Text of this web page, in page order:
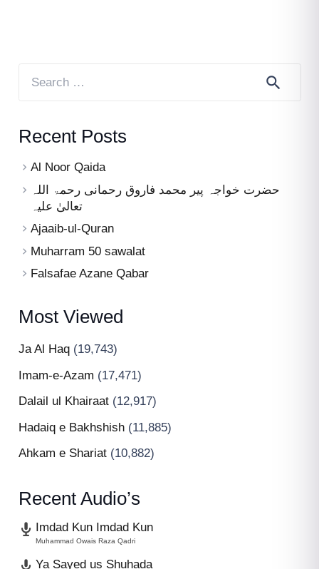
Recent Posts
Al Noor Qaida
حضرت خواجہ پیر محمد فاروق رحمانی رحمۃ اللہ
تعالیٰ علیہ
Ajaaib-ul-Quran
Muharram 50 sawalat
Falsafae Azane Qabar
Most Viewed
Ja Al Haq (19,743)
Imam-e-Azam (17,471)
Dalail ul Khairaat (12,917)
Hadaiq e Bakhshish (11,885)
Ahkam e Shariat (10,882)
Recent Audio’s
Imdad Kun Imdad Kun
Muhammad Owais Raza Qadri
Ya Sayed us Shuhada